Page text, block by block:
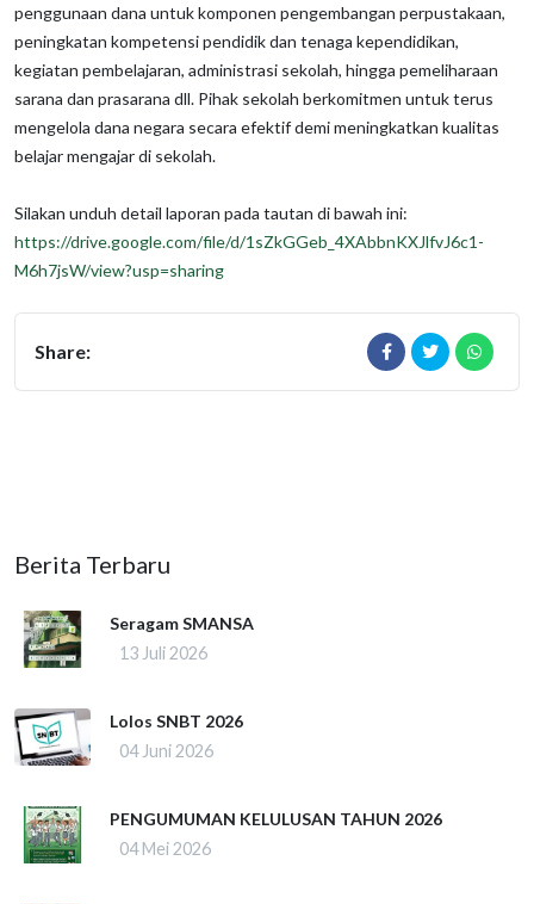
penggunaan dana untuk komponen pengembangan perpustakaan,
peningkatan kompetensi pendidik dan tenaga kependidikan,
kegiatan pembelajaran, administrasi sekolah, hingga pemeliharaan
sarana dan prasarana dll. Pihak sekolah berkomitmen untuk terus
mengelola dana negara secara efektif demi meningkatkan kualitas
belajar mengajar di sekolah.
Silakan unduh detail laporan pada tautan di bawah ini:
https://drive.google.com/file/d/1sZkGGeb_4XAbbnKXJlfvJ6c1-
M6h7jsW/view?usp=sharing
Share:
Berita Terbaru
Seragam SMANSA
13 Juli 2026
Lolos SNBT 2026
04 Juni 2026
PENGUMUMAN KELULUSAN TAHUN 2026
04 Mei 2026